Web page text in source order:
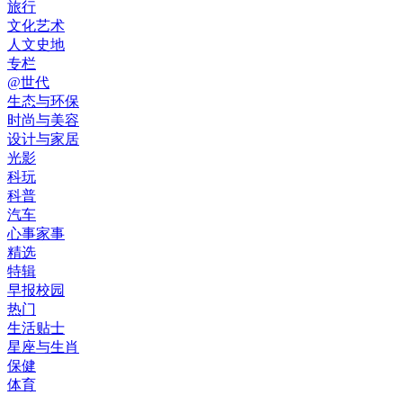
旅行
文化艺术
人文史地
专栏
@世代
生态与环保
时尚与美容
设计与家居
光影
科玩
科普
汽车
心事家事
精选
特辑
早报校园
热门
生活贴士
星座与生肖
保健
体育